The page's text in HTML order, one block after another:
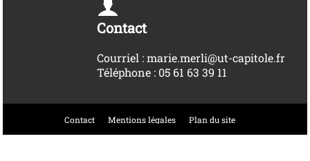
Contact
Courriel : marie.merli@ut-capitole.fr
Téléphone : 05 61 63 39 11
Contact Mentions légales Plan du site